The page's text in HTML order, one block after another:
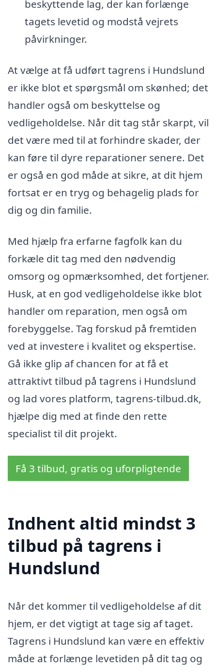
beskyttende lag, der kan forlænge
tagets levetid og modstå vejrets
påvirkninger.
At vælge at få udført tagrens i Hundslund
er ikke blot et spørgsmål om skønhed; det
handler også om beskyttelse og
vedligeholdelse. Når dit tag står skarpt, vil
det være med til at forhindre skader, der
kan føre til dyre reparationer senere. Det
er også en god måde at sikre, at dit hjem
fortsat er en tryg og behagelig plads for
dig og din familie.
Med hjælp fra erfarne fagfolk kan du
forkæle dit tag med den nødvendig
omsorg og opmærksomhed, det fortjener.
Husk, at en god vedligeholdelse ikke blot
handler om reparation, men også om
forebyggelse. Tag forskud på fremtiden
ved at investere i kvalitet og ekspertise.
Gå ikke glip af chancen for at få et
attraktivt tilbud på tagrens i Hundslund
og lad vores platform, tagrens-tilbud.dk,
hjælpe dig med at finde den rette
specialist til dit projekt.
Få 3 tilbud, gratis og uforpligtende
Indhent altid mindst 3
tilbud på tagrens i
Hundslund
Når det kommer til vedligeholdelse af dit
hjem, er det vigtigt at tage sig af taget.
Tagrens i Hundslund kan være en effektiv
måde at forlænge levetiden på dit tag og